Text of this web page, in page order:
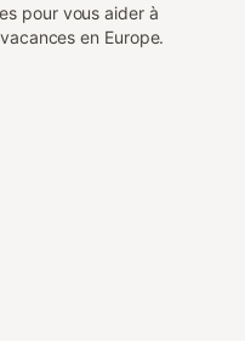
pour vous aider à
en Europe.